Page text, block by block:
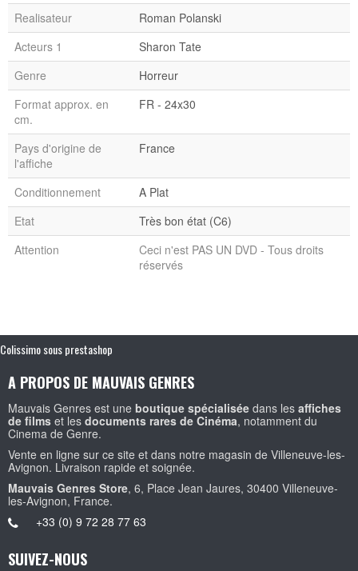
Realisateur
Roman Polanski
Acteurs 1
Sharon Tate
Genre
Horreur
Format approx. en
cm.
FR - 24x30
Pays d'origine de
l'affiche
France
Conditionnement
A Plat
Etat
Très bon état (C6)
Attention
Ceci n'est PAS UN DVD - Tous droits
réservés
Colissimo sous prestashop
A PROPOS DE MAUVAIS GENRES
Mauvais Genres est une boutique spécialisée dans les affiches
de films et les documents rares de Cinéma, notamment du
Cinema de Genre.
Vente en ligne sur ce site et dans notre magasin de Villeneuve-les-
Avignon. Livraison rapide et soignée.
Mauvais Genres Store, 6, Place Jean Jaures, 30400 Villeneuve-
les-Avignon, France.
+33 (0) 9 72 28 77 63
SUIVEZ-NOUS